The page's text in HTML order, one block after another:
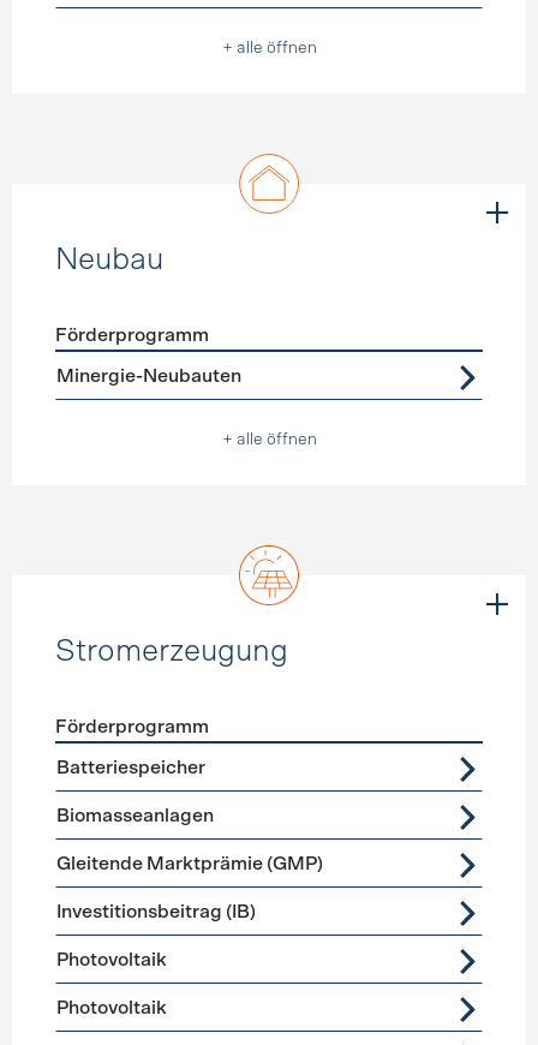
+ alle öffnen
Neubau
Förderprogramme
Förderprogramm
Minergie-Neubauten
+ alle öffnen
Stromerzeugung
Förderprogramme
Förderprogramm
Batteriespeicher
Biomasseanlagen
Gleitende Marktprämie (GMP)
Investitionsbeitrag (IB)
Photovoltaik
Photovoltaik